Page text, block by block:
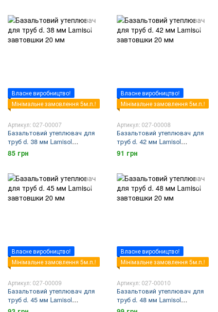
Власне виробництво!
Мінімальне замовлення 5м.п.!
Артикул: 027-00007
Базальтовий утеплювач для
труб d. 38 мм Lamisol
завтовшки 20 мм
85 грн
Власне виробництво!
Мінімальне замовлення 5м.п.!
Артикул: 027-00008
Базальтовий утеплювач для
труб d. 42 мм Lamisol
завтовшки 20 мм
91 грн
Власне виробництво!
Мінімальне замовлення 5м.п.!
Артикул: 027-00009
Базальтовий утеплювач для
труб d. 45 мм Lamisol
завтовшки 20 мм
Власне виробництво!
Мінімальне замовлення 5м.п.!
Артикул: 027-00010
Базальтовий утеплювач для
труб d. 48 мм Lamisol
завтовшки 20 мм